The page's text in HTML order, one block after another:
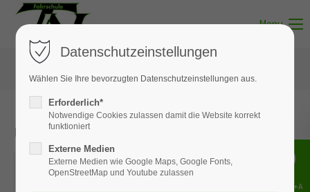
Menu
Unterricht - Thema 11
03.08.2026
Datenschutzeinstellungen
Wählen Sie Ihre bevorzugten Datenschutzeinstellungen aus.
Erforderlich*
Notwendige Cookies zulassen damit die Website korrekt
funktioniert
Externe Medien
Externe Medien wie Google Maps, Google Fonts,
OpenStreetMap und Youtube zulassen
Shift+Alt+A